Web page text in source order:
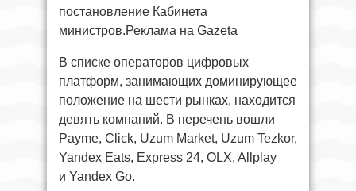
постановление Кабинета
министров.Реклама на Gazeta
В списке операторов цифровых
платформ, занимающих доминирующее
положение на шести рынках, находится
девять компаний. В перечень вошли
Payme, Click, Uzum Market, Uzum Tezkor,
Yandex Eats, Express 24, OLX, Allplay
и Yandex Go.